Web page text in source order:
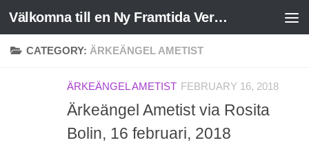
Skip to content Välkomna till en Ny Framtida Verklighet
CATEGORY: ÄRKEÄNGEL AMETIST
ÄRKEÄNGEL AMETIST FEBRUARY 16, 2018
Ärkeängel Ametist via Rosita
Bolin, 16 februari, 2018